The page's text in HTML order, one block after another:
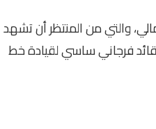
والتي من المنتظر أن تشهد
فرجاني ساسي لقيادة خط